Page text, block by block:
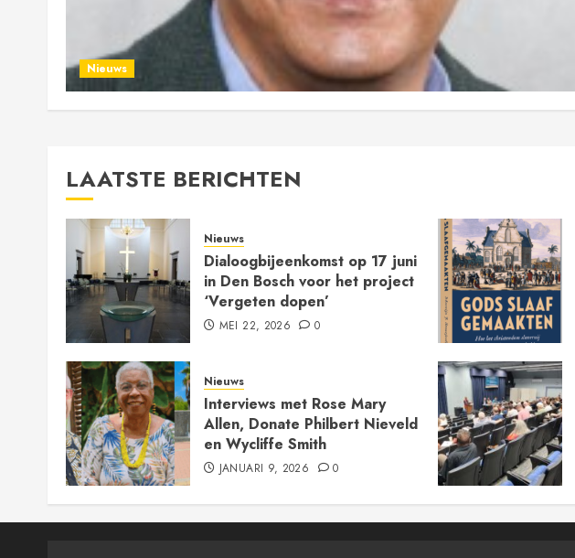
Nieuws
LAATSTE BERICHTEN
Nieuws
Dialoogbijeenkomst op 17 juni
in Den Bosch voor het project
‘Vergeten dopen’
MEI 22, 2026 0
Nieuws
Interviews met Rose Mary
Allen, Donate Philbert Nieveld
en Wycliffe Smith
JANUARI 9, 2026 0